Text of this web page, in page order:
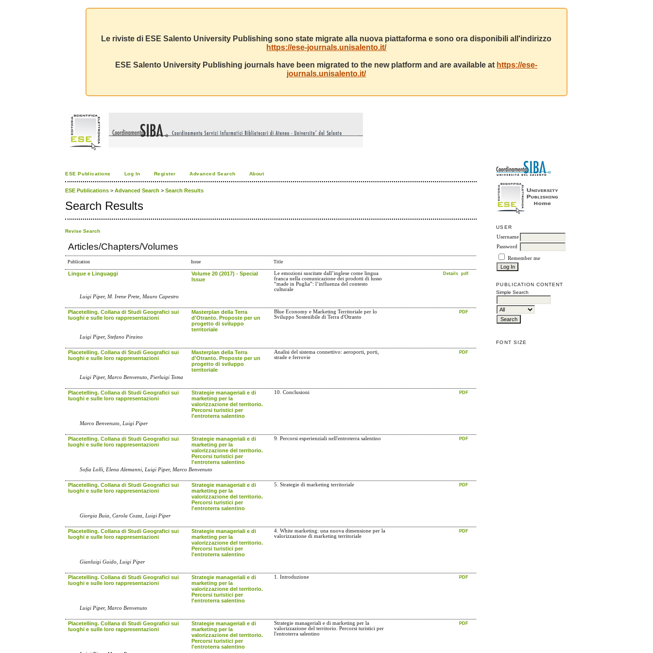
Le riviste di ESE Salento University Publishing sono state migrate alla nuova piattaforma e sono ora disponibili all'indirizzo
https://ese-journals.unisalento.it/
ESE Salento University Publishing journals have been migrated to the new platform and are available at https://ese-
journals.unisalento.it/
USER
Username
Password
Remember me
PUBLICATION CONTENT
Simple Search
FONT SIZE
ESE Publications Log In Register Advanced Search About
ESE Publications >Advanced Search >Search Results
Search Results
Revise Search
Articles/Chapters/Volumes
Publication Issue Title
Lingue e Linguaggi
Volume 20 (2017) - Special
Issue
Le emozioni suscitate dall’inglese come lingua
franca nella comunicazione dei prodotti di lusso
“made in Puglia”: l’influenza del contesto
culturale
Details pdf
Luigi Piper, M. Irene Prete, Mauro Capestro
Placetelling. Collana di Studi Geografici sui
luoghi e sulle loro rappresentazioni
Masterplan della Terra
d'Otranto. Proposte per un
progetto di sviluppo
territoriale
Blue Economy e Marketing Territoriale per lo
Sviluppo Sostenibile di Terra d'Otranto
PDF
Luigi Piper, Stefano Piraino
Placetelling. Collana di Studi Geografici sui
luoghi e sulle loro rappresentazioni
Masterplan della Terra
d'Otranto. Proposte per un
progetto di sviluppo
territoriale
Analisi del sistema connettivo: aeroporti, porti,
strade e ferrovie
PDF
Luigi Piper, Marco Benvenuto, Pierluigi Toma
Placetelling. Collana di Studi Geografici sui
luoghi e sulle loro rappresentazioni
Strategie manageriali e di
marketing per la
valorizzazione del territorio.
Percorsi turistici per
l'entroterra salentino
10. Conclusioni PDF
Marco Benvenuto, Luigi Piper
Placetelling. Collana di Studi Geografici sui
luoghi e sulle loro rappresentazioni
Strategie manageriali e di
marketing per la
valorizzazione del territorio.
Percorsi turistici per
l'entroterra salentino
9. Percorsi esperienziali nell'entroterra salentino PDF
Sofia Lolli, Elena Alemanni, Luigi Piper, Marco Benvenuto
Placetelling. Collana di Studi Geografici sui
luoghi e sulle loro rappresentazioni
Strategie manageriali e di
marketing per la
valorizzazione del territorio.
Percorsi turistici per
l'entroterra salentino
5. Strategie di marketing territoriale PDF
Giorgia Buia, Carola Cozza, Luigi Piper
Placetelling. Collana di Studi Geografici sui
luoghi e sulle loro rappresentazioni
Strategie manageriali e di
marketing per la
valorizzazione del territorio.
Percorsi turistici per
l'entroterra salentino
4. White marketing: una nuova dimensione per la
valorizzazione di marketing territoriale
PDF
Gianluigi Guido, Luigi Piper
Placetelling. Collana di Studi Geografici sui
luoghi e sulle loro rappresentazioni
Strategie manageriali e di
marketing per la
valorizzazione del territorio.
Percorsi turistici per
l'entroterra salentino
1. Introduzione PDF
Luigi Piper, Marco Benvenuto
Placetelling. Collana di Studi Geografici sui
luoghi e sulle loro rappresentazioni
Strategie manageriali e di
marketing per la
valorizzazione del territorio.
Percorsi turistici per
l'entroterra salentino
Strategie manageriali e di marketing per la
valorizzazione del territorio. Percorsi turistici per
l'entroterra salentino
PDF